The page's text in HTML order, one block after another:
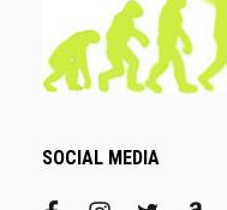
SOCIAL MEDIA